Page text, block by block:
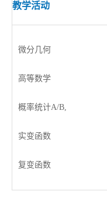
教学活动
微分几何
高等数学
概率统计A/B,
实变函数
复变函数